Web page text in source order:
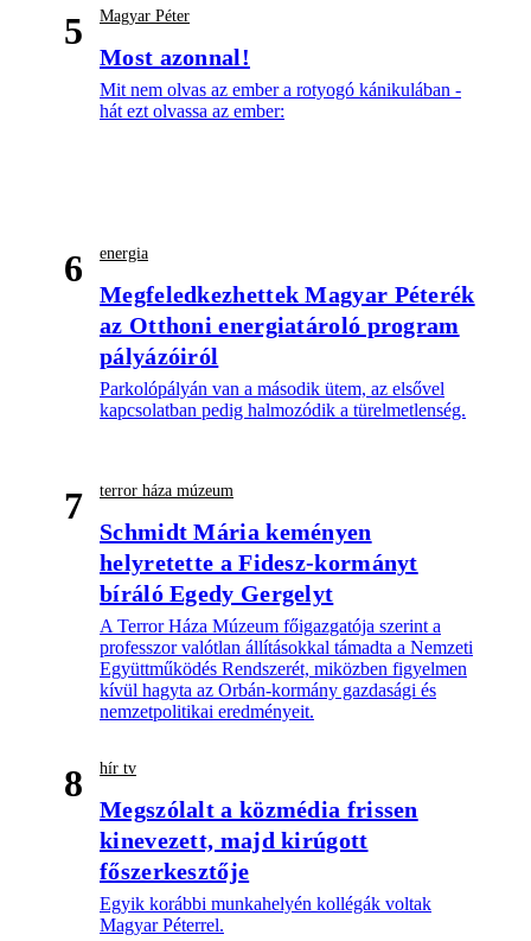
5 Magyar Péter
Most azonnal!
Mit nem olvas az ember a rotyogó kánikulában -
hát ezt olvassa az ember:
6 energia
Megfeledkezhettek Magyar Péterék
az Otthoni energiatároló program
pályázóiról
Parkolópályán van a második ütem, az elsővel
kapcsolatban pedig halmozódik a türelmetlenség.
7 terror háza múzeum
Schmidt Mária keményen
helyretette a Fidesz-kormányt
bíráló Egedy Gergelyt
A Terror Háza Múzeum főigazgatója szerint a
professzor valótlan állításokkal támadta a Nemzeti
Együttműködés Rendszerét, miközben figyelmen
kívül hagyta az Orbán-kormány gazdasági és
nemzetpolitikai eredményeit.
8 hír tv
Megszólalt a közmédia frissen
kinevezett, majd kirúgott
főszerkesztője
Egyik korábbi munkahelyén kollégák voltak
Magyar Péterrel.